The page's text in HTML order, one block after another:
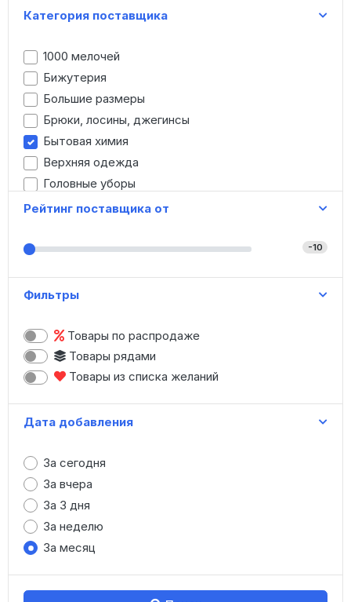
Категория поставщика
1000 мелочей
Бижутерия
Большие размеры
Брюки, лосины, джегинсы
Бытовая химия
Верхняя одежда
Головные уборы
Детская одежда
Домашняя одежда
Зонты
Канцтовары
Картины, модульные картины
Книги
Косметика
Маникюр
Меховые изделия
Мужская одежда
Нижнее белье
Носки, колготки
Рейтинг поставщика от
-10
Фильтры
Товары по распродаже
Товары рядами
Товары из списка желаний
Дата добавления
За сегодня
За вчера
За 3 дня
За неделю
За месяц